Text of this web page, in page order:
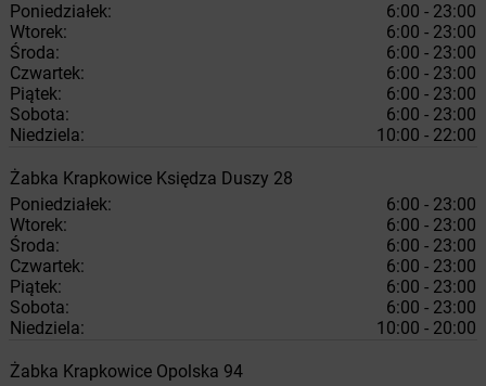
Poniedziałek:
6:00 - 23:00
Wtorek:
6:00 - 23:00
Środa:
6:00 - 23:00
Czwartek:
6:00 - 23:00
Piątek:
6:00 - 23:00
Sobota:
6:00 - 23:00
Niedziela:
10:00 - 22:00
Żabka Krapkowice Księdza Duszy 28
Poniedziałek:
6:00 - 23:00
Wtorek:
6:00 - 23:00
Środa:
6:00 - 23:00
Czwartek:
6:00 - 23:00
Piątek:
6:00 - 23:00
Sobota:
6:00 - 23:00
Niedziela:
10:00 - 20:00
Żabka Krapkowice Opolska 94